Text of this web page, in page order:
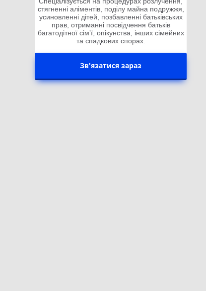
стягненні аліментів, поділу майна подружжя,
усиновленні дітей, позбавленні батьківських
прав, отриманні посвідчення батьків
багатодітної сімʼї, опікунства, інших сімейних
та спадкових спорах.
Зв'язатися зараз